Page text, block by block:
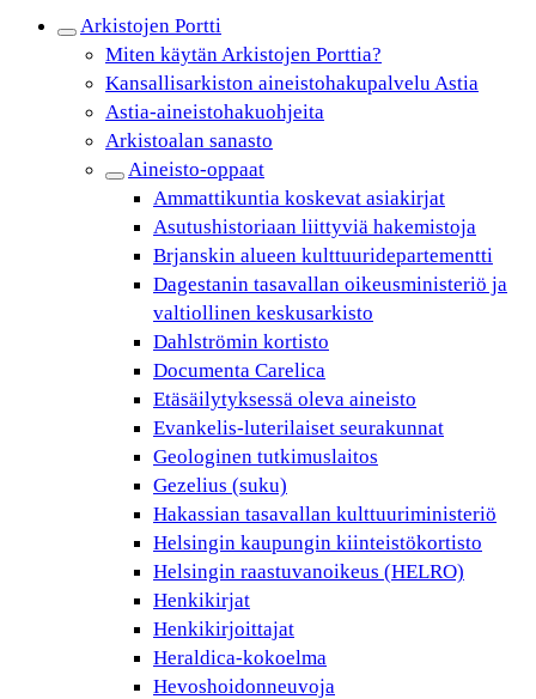
Arkistojen Portti
Miten käytän Arkistojen Porttia?
Kansallisarkiston aineistohakupalvelu Astia
Astia-aineistohakuohjeita
Arkistoalan sanasto
Aineisto-oppaat
Ammattikuntia koskevat asiakirjat
Asutushistoriaan liittyviä hakemistoja
Brjanskin alueen kulttuuridepartementti
Dagestanin tasavallan oikeusministeriö ja
valtiollinen keskusarkisto
Dahlströmin kortisto
Documenta Carelica
Etäsäilytyksessä oleva aineisto
Evankelis-luterilaiset seurakunnat
Geologinen tutkimuslaitos
Gezelius (suku)
Hakassian tasavallan kulttuuriministeriö
Helsingin kaupungin kiinteistökortisto
Helsingin raastuvanoikeus (HELRO)
Henkikirjat
Henkikirjoittajat
Heraldica-kokoelma
Hevoshoidonneuvoja